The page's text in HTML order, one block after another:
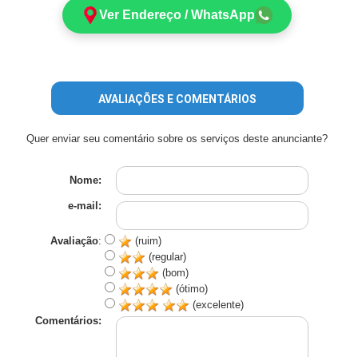
Ver Endereço / WhatsApp
AVALIAÇÕES E COMENTÁRIOS
Quer enviar seu comentário sobre os serviços deste anunciante?
Nome:
e-mail:
Avaliação:
(ruim)
(regular)
(bom)
(ótimo)
(excelente)
Comentários: